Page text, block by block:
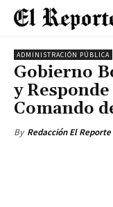
ADMINISTRACIÓN PÚBLICA
Gobierno
y
Comando
By Redacción El